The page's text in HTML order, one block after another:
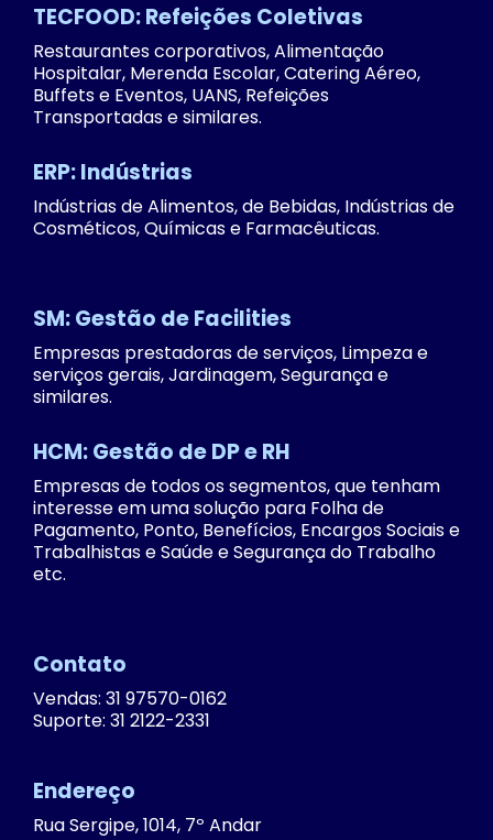
TECFOOD: Refeições Coletivas
Restaurantes corporativos, Alimentação
Hospitalar, Merenda Escolar, Catering Aéreo,
Buffets e Eventos, UANS, Refeições
Transportadas e similares.
ERP: Indústrias
Indústrias de Alimentos, de Bebidas, Indústrias de
Cosméticos, Químicas e Farmacêuticas.
SM: Gestão de Facilities
Empresas prestadoras de serviços, Limpeza e
serviços gerais, Jardinagem, Segurança e
similares.
HCM: Gestão de DP e RH
Empresas de todos os segmentos, que tenham
interesse em uma solução para Folha de
Pagamento, Ponto, Benefícios, Encargos Sociais e
Trabalhistas e Saúde e Segurança do Trabalho
etc.
Contato
Vendas: 31 97570-0162
Suporte: 31 2122-2331
Endereço
Rua Sergipe, 1014, 7º Andar